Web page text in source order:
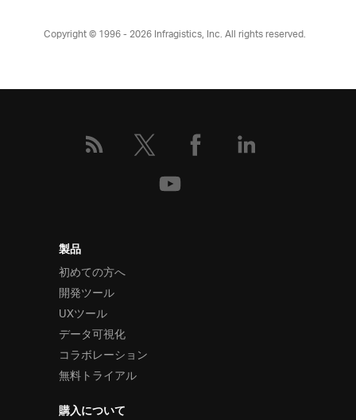
Copyright © 1996 - 2026Infragistics, Inc. All rights reserved.
製品
初めての方へ
開発ツール
UXツール
データ可視化
コラボレーション
無料トライアル
購入について